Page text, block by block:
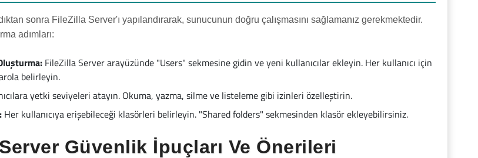
sonra FileZilla Server'ı yapılandırarak, sunucunun doğru çalışmasını sağlamanız gerekmektedir.
adımları:
FileZilla Server arayüzünde "Users" sekmesine gidin ve yeni kullanıcılar ekleyin. Her kullanıcı için
belirleyin.
yetki seviyeleri atayın. Okuma, yazma, silme ve listeleme gibi izinleri özelleştirin.
Her kullanıcıya erişebileceği klasörleri belirleyin. "Shared folders" sekmesinden klasör ekleyebilirsiniz.
Güvenlik İpuçları Ve Önerileri